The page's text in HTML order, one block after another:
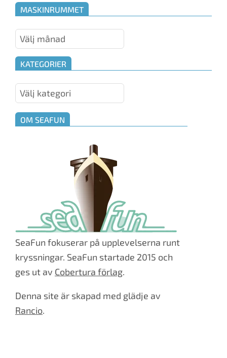
MASKINRUMMET
Maskinrummet
KATEGORIER
Kategorier
OM SEAFUN
SeaFun fokuserar på upplevelserna runt
kryssningar. SeaFun startade 2015 och
ges ut av Cobertura förlag.
Denna site är skapad med glädje av
Rancio.